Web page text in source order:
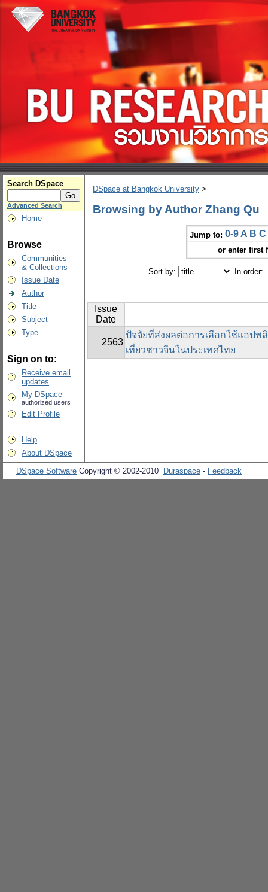
Search DSpace
Advanced Search
Home
Browse
Communities
& Collections
Issue Date
Author
Title
Subject
Type
Sign on to:
Receive email
updates
My DSpace
authorized users
Edit Profile
Help
About DSpace
DSpace at Bangkok University >
Browsing by Author Zhang Qu
Jump to: 0-9 A B C
or enter first
Sort by: In order:
Issue
Date
2563
ปัจจัยที่ส่งผลต่อการเลือกใช้แอป
เที่ยวชาวจีนในประเทศไทย
DSpace Software Copyright © 2002-2010 Duraspace - Feedback